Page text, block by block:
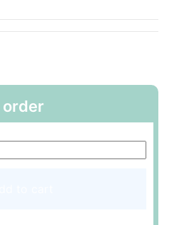
order